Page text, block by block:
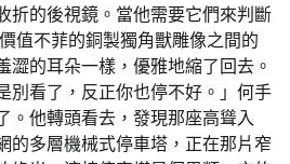
折的後視鏡。當他需要它們來判斷
值不菲的銅製獨角獸雕像之間的
澀的耳朵一樣，優雅地縮了回去。
別看了，反正你也停不好。」何手
。他轉頭看去，發現那座高聳入
的多層機械式停車塔，正在那片窄